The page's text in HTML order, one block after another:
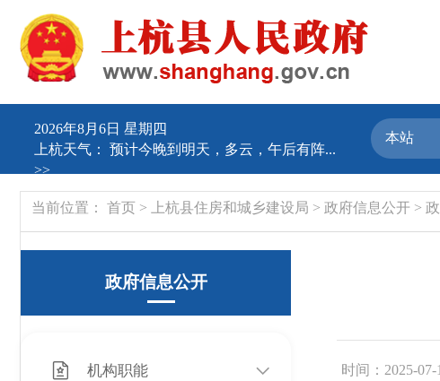
2026年8月6日 星期四
上杭天气： 预计今晚到明天，多云，午后有阵...
>>
当前位置： 首页> 上杭县住房和城乡建设局 > 政府信息公开 >
政府信息公开
机构职能 时间：2025-07-